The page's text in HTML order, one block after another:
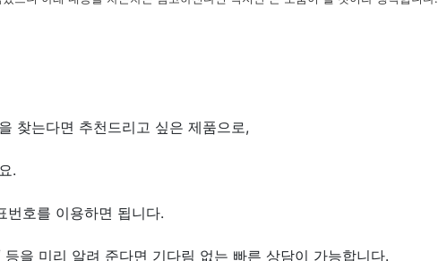
찾는다면 추천드리고 싶은 제품으로,
.
번호를 이용하면 됩니다.
을 미리 알려 준다면 기다림 없는 빠른 상담이 가능합니다.